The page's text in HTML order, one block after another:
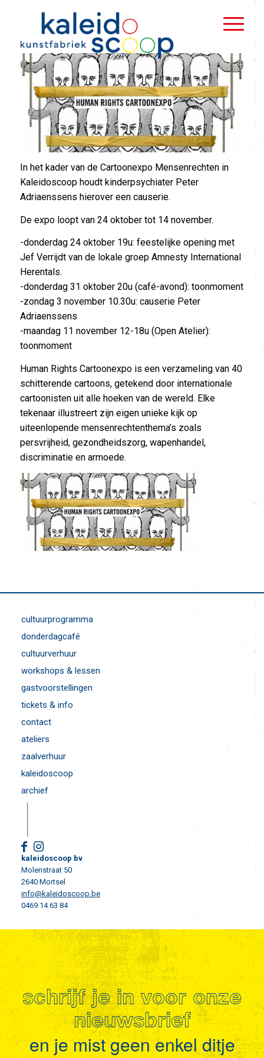
In het kader van de Cartoonexpo Mensenrechten in
Kaleidoscoop houdt kinderpsychiater Peter
Adriaenssens hierover een causerie.
De expo loopt van 24 oktober tot 14 november.
-donderdag 24 oktober 19u: feestelijke opening met
Jef Verrijdt van de lokale groep Amnesty International
Herentals.
-donderdag 31 oktober 20u (café-avond): toonmoment
-zondag 3 november 10.30u: causerie Peter
Adriaenssens
-maandag 11 november 12-18u (Open Atelier):
toonmoment
Human Rights Cartoonexpo is een verzameling van 40
schitterende cartoons, getekend door internationale
cartoonisten uit alle hoeken van de wereld. Elke
tekenaar illustreert zijn eigen unieke kijk op
uiteenlopende mensenrechtenthema’s zoals
persvrijheid, gezondheidszorg, wapenhandel,
discriminatie en armoede.
cultuurprogramma
donderdagcafé
cultuurverhuur
workshops & lessen
gastvoorstellingen
tickets & info
contact
ateliers
zaalverhuur
kaleidoscoop
archief
kaleidoscoop bv
Molenstraat 50
2640 Mortsel
info@kaleidoscoop.be
0469 14 63 84
schrijf je in voor onze
nieuwsbrief
en je mist geen enkel ditje